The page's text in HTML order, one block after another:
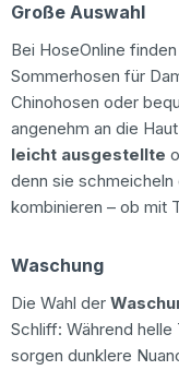
Große Auswahl
Bei HoseOnline
Sommerhosen für
Chinohosen oder
angenehm an die
leicht ausgestellte
denn sie
kombinieren – ob mit
Waschung
Die Wahl der
Schliff: Während
sorgen dunklere